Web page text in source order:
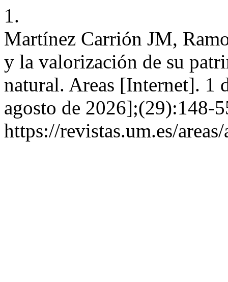
1.
Martínez Carrión JM,
y la valorización de su
natural. Areas [Internet]. 1
agosto de 2026];(29):148-
https://revistas.um.es/